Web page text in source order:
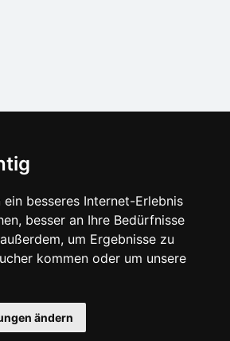
besseres Internet-Erlebnis
besser an Ihre Bedürfnisse
um Ergebnisse zu
kommen oder um unsere
ändern